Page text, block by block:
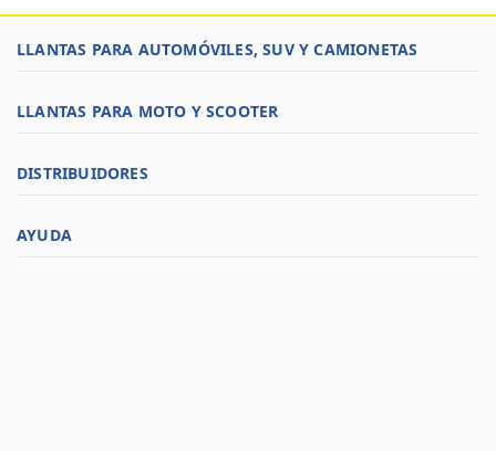
LLANTAS PARA AUTOMÓVILES, SUV Y CAMIONETAS
LLANTAS PARA MOTO Y SCOOTER
DISTRIBUIDORES
AYUDA